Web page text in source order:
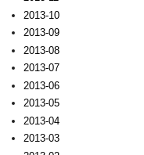
2013-10
2013-09
2013-08
2013-07
2013-06
2013-05
2013-04
2013-03